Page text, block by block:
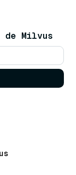
de Milvus